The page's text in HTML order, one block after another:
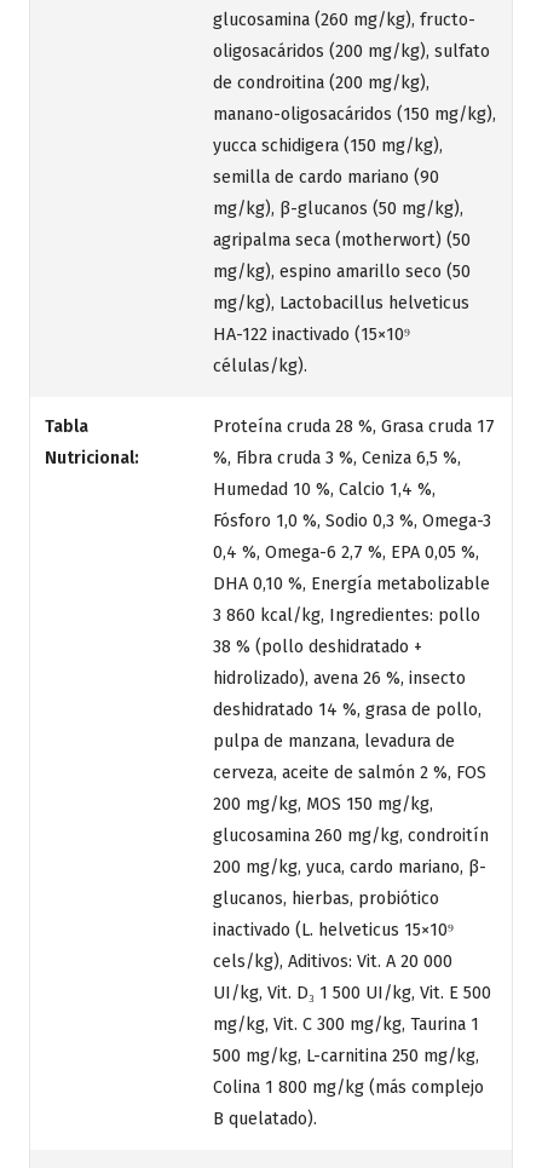
glucosamina (260 mg/kg), fructo-
oligosacáridos (200 mg/kg), sulfato
de condroitina (200 mg/kg),
manano-oligosacáridos (150 mg/kg),
yucca schidigera (150 mg/kg),
semilla de cardo mariano (90
mg/kg), β-glucanos (50 mg/kg),
agripalma seca (motherwort) (50
mg/kg), espino amarillo seco (50
mg/kg), Lactobacillus helveticus
HA-122 inactivado (15×10⁹
células/kg).
Tabla
Nutricional:
Proteína cruda 28 %, Grasa cruda 17
%, Fibra cruda 3 %, Ceniza 6,5 %,
Humedad 10 %, Calcio 1,4 %,
Fósforo 1,0 %, Sodio 0,3 %, Omega-3
0,4 %, Omega-6 2,7 %, EPA 0,05 %,
DHA 0,10 %, Energía metabolizable
3 860 kcal/kg, Ingredientes: pollo
38 % (pollo deshidratado +
hidrolizado), avena 26 %, insecto
deshidratado 14 %, grasa de pollo,
pulpa de manzana, levadura de
cerveza, aceite de salmón 2 %, FOS
200 mg/kg, MOS 150 mg/kg,
glucosamina 260 mg/kg, condroitín
200 mg/kg, yuca, cardo mariano, β-
glucanos, hierbas, probiótico
inactivado (L. helveticus 15×10⁹
cels/kg), Aditivos: Vit. A 20 000
UI/kg, Vit. D₃ 1 500 UI/kg, Vit. E 500
mg/kg, Vit. C 300 mg/kg, Taurina 1
500 mg/kg, L-carnitina 250 mg/kg,
Colina 1 800 mg/kg (más complejo
B quelatado).